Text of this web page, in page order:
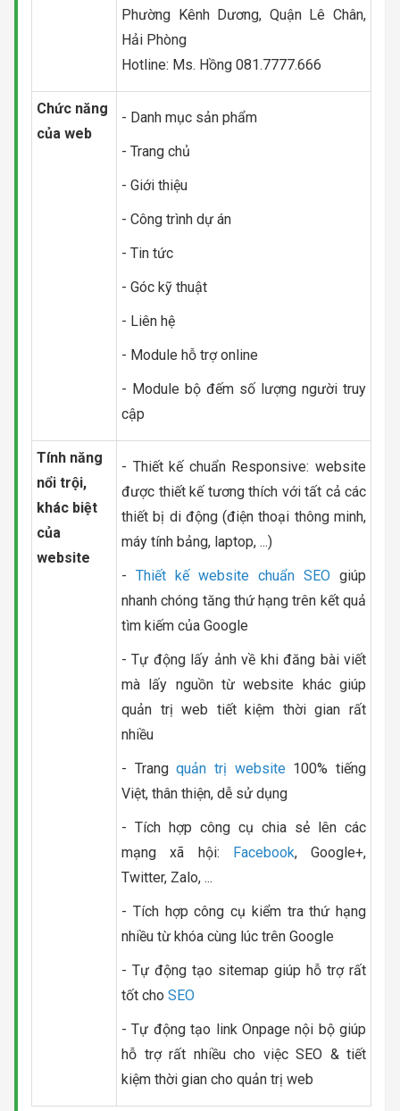
Phường Kênh Dương, Quận Lê Chân,
Hải Phòng
Hotline: Ms. Hồng 081.7777.666
Chức năng
của web
- Danh mục sản phẩm
- Trang chủ
- Giới thiệu
- Công trình dự án
- Tin tức
- Góc kỹ thuật
- Liên hệ
- Module hỗ trợ online
- Module bộ đếm số lượng người truy
cập
Tính năng
nổi trội,
khác biệt
của
website
- Thiết kế chuẩn Responsive: website
được thiết kế tương thích với tất cả các
thiết bị di động (điện thoại thông minh,
máy tính bảng, laptop, ...)
- Thiết kế website chuẩn SEO giúp
nhanh chóng tăng thứ hạng trên kết quả
tìm kiếm của Google
- Tự động lấy ảnh về khi đăng bài viết
mà lấy nguồn từ website khác giúp
quản trị web tiết kiệm thời gian rất
nhiều
- Trangquản trị website100% tiếng
Việt, thân thiện, dễ sử dụng
- Tích hợp công cụ chia sẻ lên các
mạng xã hội: Facebook, Google+,
Twitter, Zalo, ...
- Tích hợp công cụ kiểm tra thứ hạng
nhiều từ khóa cùng lúc trên Google
- Tự động tạo sitemap giúp hỗ trợ rất
tốt cho SEO
- Tự động tạo link Onpage nội bộ giúp
hỗ trợ rất nhiều cho việc SEO & tiết
kiệm thời gian cho quản trị web